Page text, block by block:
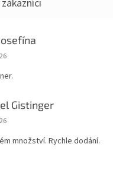
obchodu je 5 z 5 hvězdiček.
Gistinger
obchodu je 5 z 5 hvězdiček.
množství. Rychle dodání.